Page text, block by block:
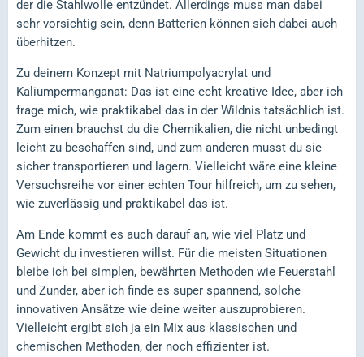
der die Stahlwolle entzündet. Allerdings muss man dabei
sehr vorsichtig sein, denn Batterien können sich dabei auch
überhitzen.
Zu deinem Konzept mit Natriumpolyacrylat und
Kaliumpermanganat: Das ist eine echt kreative Idee, aber ich
frage mich, wie praktikabel das in der Wildnis tatsächlich ist.
Zum einen brauchst du die Chemikalien, die nicht unbedingt
leicht zu beschaffen sind, und zum anderen musst du sie
sicher transportieren und lagern. Vielleicht wäre eine kleine
Versuchsreihe vor einer echten Tour hilfreich, um zu sehen,
wie zuverlässig und praktikabel das ist.
Am Ende kommt es auch darauf an, wie viel Platz und
Gewicht du investieren willst. Für die meisten Situationen
bleibe ich bei simplen, bewährten Methoden wie Feuerstahl
und Zunder, aber ich finde es super spannend, solche
innovativen Ansätze wie deine weiter auszuprobieren.
Vielleicht ergibt sich ja ein Mix aus klassischen und
chemischen Methoden, der noch effizienter ist.